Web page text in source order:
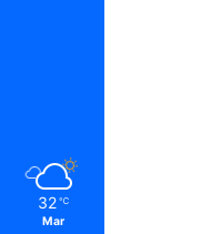
32 ℃
Mar